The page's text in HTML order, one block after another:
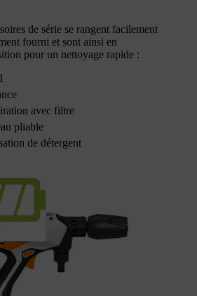
de série se rangent facilement
fourni et sont ainsi en
pour un nettoyage rapide :
avec filtre
pliable
de détergent